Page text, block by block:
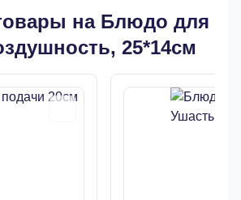
на Блюдо для
25*14см